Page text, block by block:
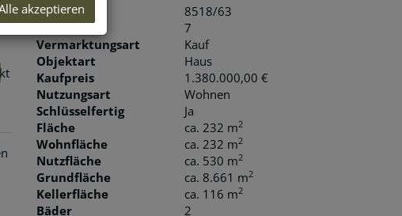
Objektnr.
8518/63
Zimmer
7
Vermarktungsart
Kauf
Objektart
Haus
Kaufpreis
1.380.000,00 €
Nutzungsart
Wohnen
Schlüsselfertig
Ja
Fläche
ca. 232 m2
Wohnfläche ca. 232 m2
Nutzfläche ca. 530 m2
Grundfläche ca. 8.661 m2
Kellerfläche ca. 116 m2
Bäder
2
akzeptieren